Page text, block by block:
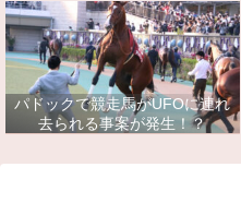
パドックで競走馬がUFOに連れ
去られる事案が発生！？